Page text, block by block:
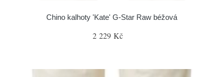
Chino kalhoty 'Kate' G-Star Raw béžová
2 229 Kč